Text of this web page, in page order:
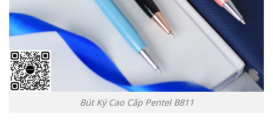
Bút Ký Cao Cấp Pentel B811